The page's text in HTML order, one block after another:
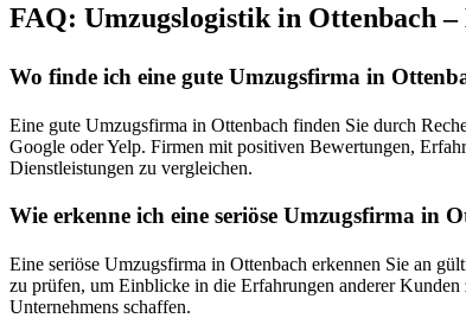
FAQ: Umzugslogistik in Ottenbach
Wo finde ich eine gute Umzugsfirma in
Eine gute Umzugsfirma in Ottenbach finden Sie durch
Google oder Yelp. Firmen mit positiven Bewertungen,
Dienstleistungen zu vergleichen.
Wie erkenne ich eine seriöse Umzugsfirma in
Eine seriöse Umzugsfirma in Ottenbach erkennen Sie an
zu prüfen, um Einblicke in die Erfahrungen anderer
Unternehmens schaffen.